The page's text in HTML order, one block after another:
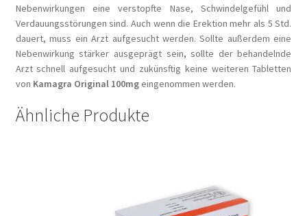
Nebenwirkungen eine verstopfte Nase, Schwindelgefühl und
Verdauungsstörungen sind. Auch wenn die Erektion mehr als 5 Std.
dauert, muss ein Arzt aufgesucht werden. Sollte außerdem eine
Nebenwirkung stärker ausgeprägt sein, sollte der behandelnde
Arzt schnell aufgesucht und zukünsftig keine weiteren Tabletten
von Kamagra Original 100mgeingenommen werden.
Ähnliche Produkte